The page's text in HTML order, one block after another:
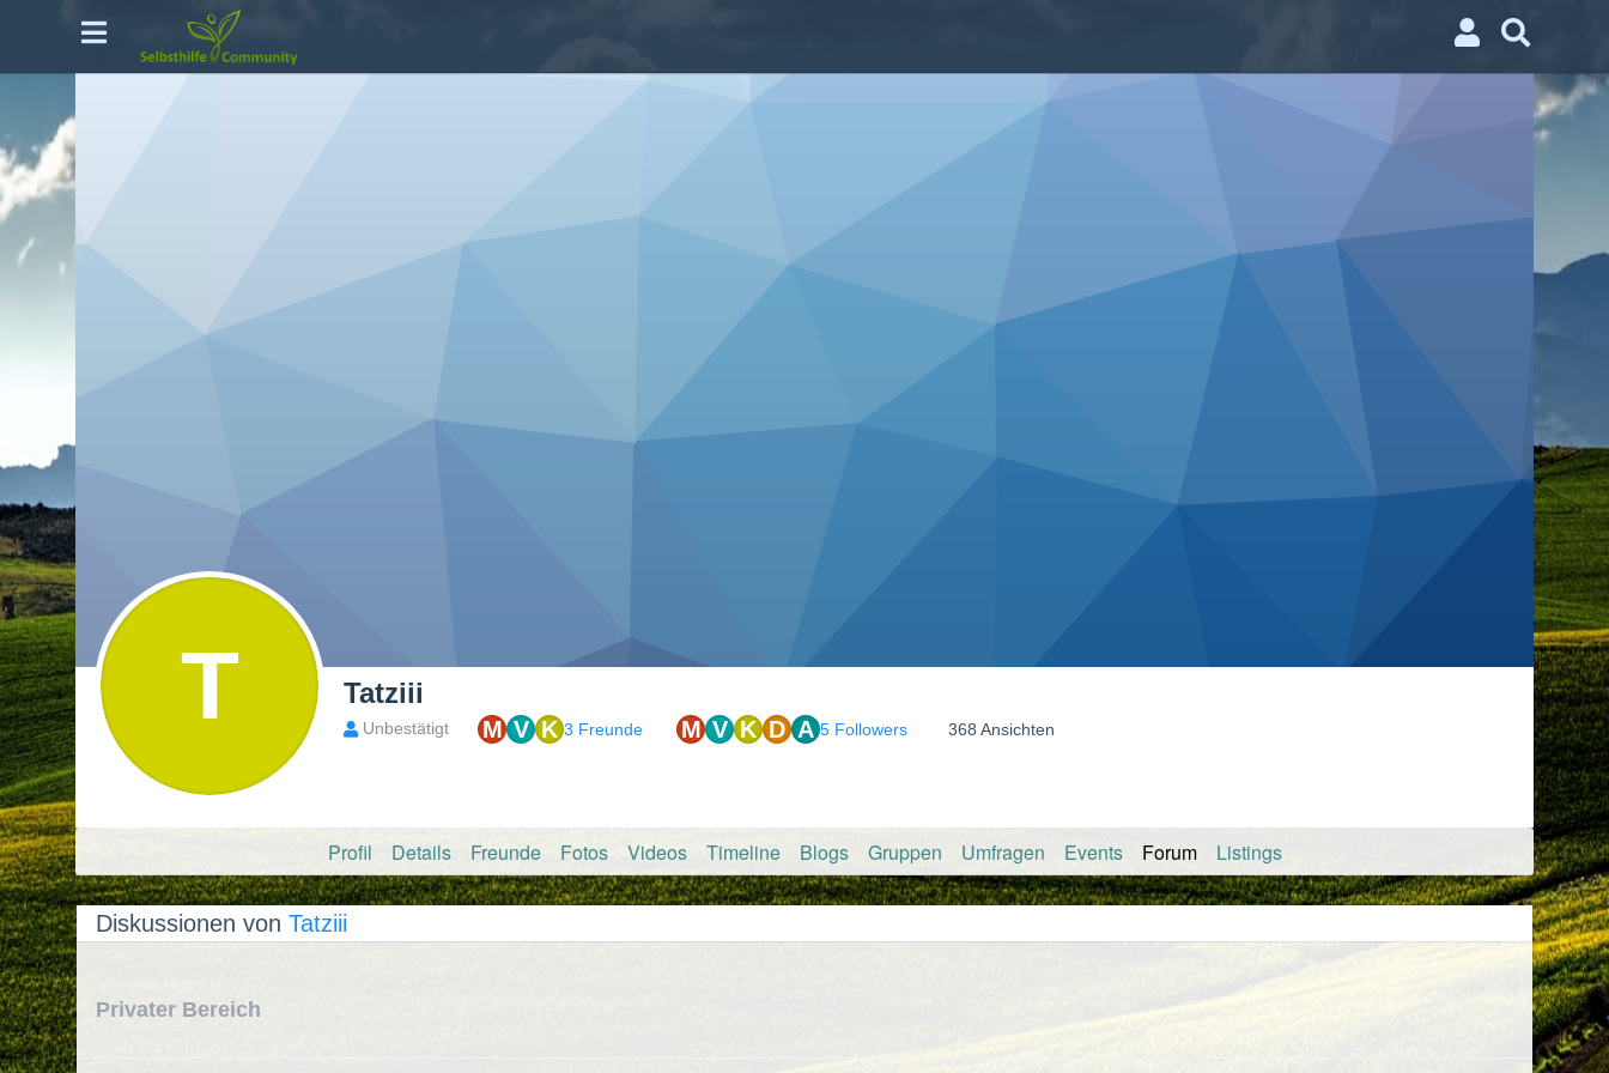
T Tatziii
Unbestätigt M V K 3 Freunde M V K D A 5 Followers 368 Ansichten
Profil Details Freunde Fotos Videos Timeline Blogs Gruppen Umfragen Events Forum Listings
Diskussionen von Tatziii
Privater Bereich